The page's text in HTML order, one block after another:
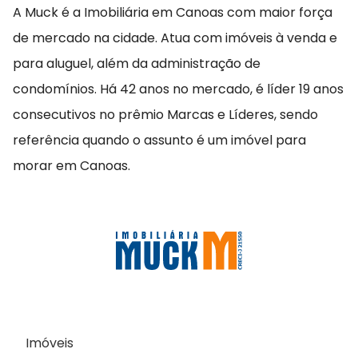
A Muck é a Imobiliária em Canoas com maior força
de mercado na cidade. Atua com imóveis à venda e
para aluguel, além da administração de
condomínios. Há 42 anos no mercado, é líder 19 anos
consecutivos no prêmio Marcas e Líderes, sendo
referência quando o assunto é um imóvel para
morar em Canoas.
Imóveis